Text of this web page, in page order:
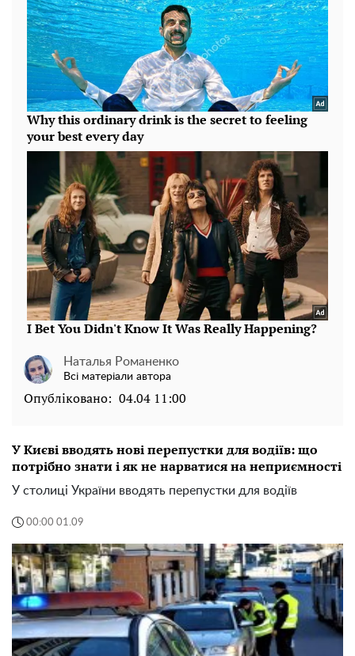
Наталья Романенко
Всі матеріали автора
Опубліковано: 04.04 11:00
У Києві вводять нові перепустки для водіїв: що
потрібно знати і як не нарватися на неприємності
У столиці України вводять перепустки для водіїв
00:00 01.09